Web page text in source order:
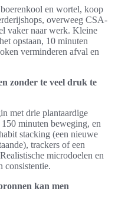
en wortel, koop
overweeg CSA-
vaker naar werk. Kleine
opstaan, 10 minuten
verminderen afval en
zonder te veel druk te
met drie plantaardige
minuten beweging, en
stacking (een nieuwe
trackers of een
microdoelen en
consistentie.
kan men